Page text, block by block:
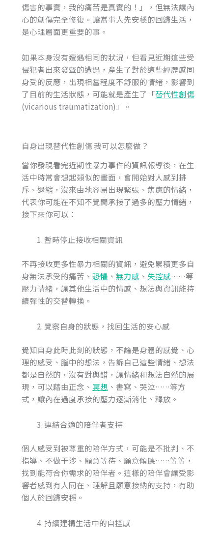
傷害的事實，我的痛苦是真實的！」，但無法讓內
心的創傷完全修復。讓當事人先安穩的回歸生活，
是心理層面更重要的事。
如果本身沒有遭遇相同的狀況，但看見近期這些受
侵犯者出來發聲的遭遇，產生了對於這些經歷感同
身受的反應，出現相當程度不舒服的情緒，影響到
了目前的生活狀態，可能就是產生了「替代性創傷
(vicarious traumatization)」。
自身出現替代性創傷 我可以怎麼做？
當你發現看完近期性暴力事件的資訊報導後，在生
活中時常會想起類似的畫面，會開始對人感到排
斥、退縮，沒來由地容易出現緊張、焦慮的情緒，
代表你可能在不知不覺間承接了過多的壓力情緒，
接下來你可以：
暫時停止接收相關資訊
不再接收更多性暴力相關的資訊，避免累積更多自
身無法承受的痛苦、 恐懼 、 無力感 、 失控感……等
壓力情緒，讓其他生活中的情感、想法與資訊能持
續彈性的交替轉換。
覺察自身的狀態，找回生活的安心感
覺知自身此時此刻的狀態，不論是身體的感覺、心
理的感受、腦中的想法，告訴自己這些情緒、想法
都是自然的，沒有對與錯，讓情緒和想法自然的展
現，可以藉由正念、 冥想 、書寫、哭泣……等方
式，讓內在過度承接的壓力逐漸消化、釋放。
連結合適的陪伴者支持
個人感受到被尊重的陪伴方式，可能是不批判、不
指導、不做干涉、願意等待、願意傾聽……等等，
找到能符合你需求的陪伴者。這樣的陪伴會讓受影
響者感到有人同在、理解且願意接納的支持，有助
個人於回歸安穩。
持續建構生活中的自控感